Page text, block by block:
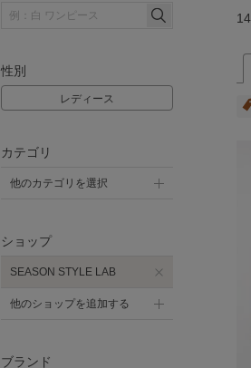
性別
レディース
カテゴリ
他のカテゴリを選択
ショップ
SEASON STYLE LAB
他のショップを追加する
ブランド